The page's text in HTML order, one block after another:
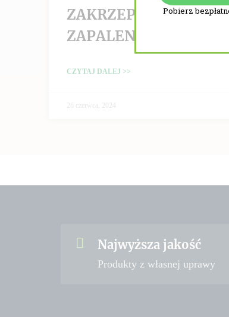
ZAKRZEPICA /
ZAPALENIE ŻYŁ
CZYTAJ DALEJ >>
26 czerwca, 2024
Najwyższa jakość
Produkty z własnej uprawy
Pobierz